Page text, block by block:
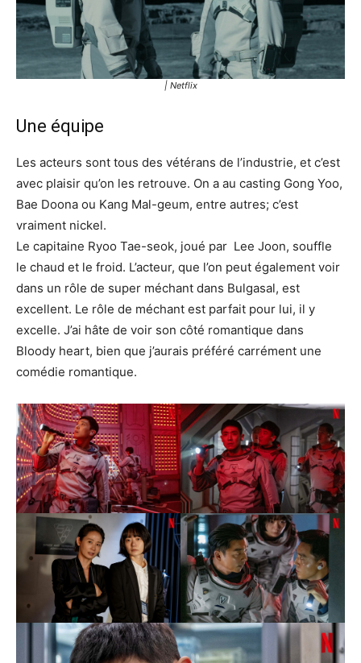
| Netflix
Une équipe
Les acteurs sont tous des vétérans de l’industrie, et c’est
avec plaisir qu’on les retrouve. On a au casting Gong Yoo,
Bae Doona ou Kang Mal-geum, entre autres; c’est
vraiment nickel.
Le capitaine Ryoo Tae-seok, joué par Lee Joon, souffle
le chaud et le froid. L’acteur, que l’on peut également voir
dans un rôle de super méchant dans Bulgasal, est
excellent. Le rôle de méchant est parfait pour lui, il y
excelle. J’ai hâte de voir son côté romantique dans
Bloody heart, bien que j’aurais préféré carrément une
comédie romantique.